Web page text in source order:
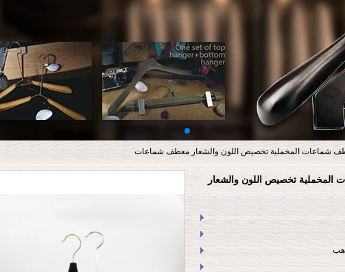
شماعات المخملية تخصيص اللون والشعار معطف شماعات
تخصيص اللون والشعار